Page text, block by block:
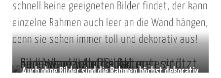
schnell keine geeigneten Bilder findet, der kann
einzelne Rahmen auch leer an die Wand hängen,
denn sie sehen immer toll und dekorativ aus!
Auch ohne Bilder sind die Rahmen höchst dekorativ